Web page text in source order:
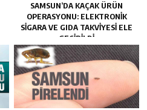
SAMSUN’DA KAÇAK ÜRÜN
OPERASYONU: ELEKTRONIK
SIGARA VE GIDA TAKVIYESI ELE
GEÇIRILDI